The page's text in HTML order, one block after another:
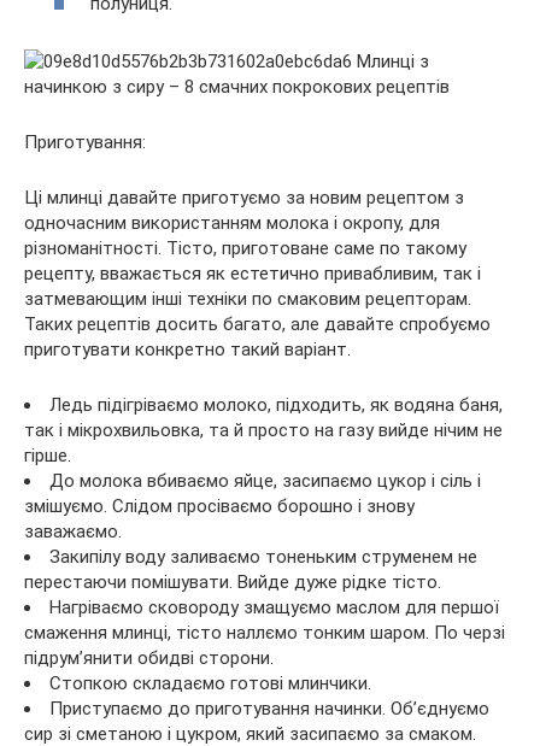
Приготування:
Ці млинці давайте приготуємо за новим рецептом з
одночасним використанням молока і окропу, для
різноманітності. Тісто, приготоване саме по такому
рецепту, вважається як естетично привабливим, так і
затмевающим інші техніки по смаковим рецепторам.
Таких рецептів досить багато, але давайте спробуємо
приготувати конкретно такий варіант.
Ледь підігріваємо молоко, підходить, як водяна баня,
так і мікрохвильовка, та й просто на газу вийде нічим не
гірше.
До молока вбиваємо яйце, засипаємо цукор і сіль і
змішуємо. Слідом просіваємо борошно і знову
заважаємо.
Закипілу воду заливаємо тоненьким струменем не
перестаючи помішувати. Вийде дуже рідке тісто.
Нагріваємо сковороду змащуємо маслом для першої
смаження млинці, тісто наллємо тонким шаром. По черзі
підрум’янити обидві сторони.
Стопкою складаємо готові млинчики.
Приступаємо до приготування начинки. Об’єднуємо
сир зі сметаною і цукром, який засипаємо за смаком.